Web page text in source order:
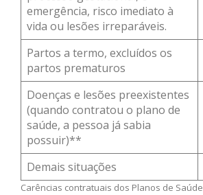
emergência, risco imediato à
vida ou lesões irreparáveis.
Partos a termo, excluídos os
partos prematuros
Doenças e lesões preexistentes
(quando contratou o plano de
saúde, a pessoa já sabia
possuir)**
Demais situações
Carências contratuais dos Planos de Saúde